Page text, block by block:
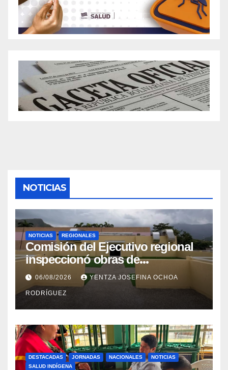
NOTICIAS
NOTICIAS REGIONALES
Comisión del Ejecutivo regional
inspeccionó obras de
recuperación en la Maternidad
Integral Aragua
06/08/2026 YENTZA JOSEFINA OCHOA
RODRÍGUEZ
DESTACADAS JORNADAS NACIONALES
NOTICIAS
SALUD INDÍGENA